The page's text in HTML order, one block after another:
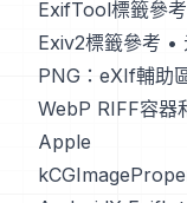
ExifTool標籤參考
Exiv2標籤參考 •
PNG：eXIf輔助
WebP RIFF容器
Apple